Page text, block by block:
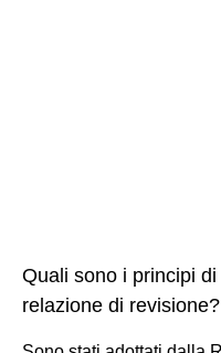
Quali sono i principi
relazione di revisione?